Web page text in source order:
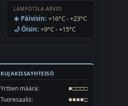
LÄMPÖTILA-ARVIO
☀️ Päivisin: +16°C - +23°C
🌙 Öisin: +9°C - +15°C
KUJAKISSAYHTEISÖ
Yrttien määrä:
■□□□□
Tuoresaalis:
■■■■□